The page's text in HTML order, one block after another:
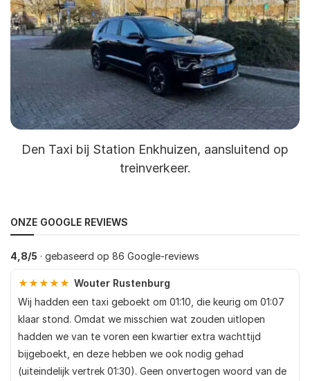
Den Taxi bij Station Enkhuizen, aansluitend op
treinverkeer.
ONZE GOOGLE REVIEWS
4,8/5 · gebaseerd op 86 Google-reviews
★★★★★ Wouter Rustenburg
Wij hadden een taxi geboekt om 01:10, die keurig om 01:07
klaar stond. Omdat we misschien wat zouden uitlopen
hadden we van te voren een kwartier extra wachttijd
bijgeboekt, en deze hebben we ook nodig gehad
(uiteindelijk vertrek 01:30). Geen onvertogen woord van de